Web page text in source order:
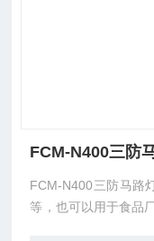
FCM-N400三防
FCM-N400三防马路
等，也可以用于食品